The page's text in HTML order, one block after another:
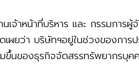
จ้าหน้าที่บริหาร และ กรรมการผู้
ผยว่า บริษัทฯอยู่ในช่วงของการ
ขึ้นของธุรกิจจัดสรรทรัพยากรบุค